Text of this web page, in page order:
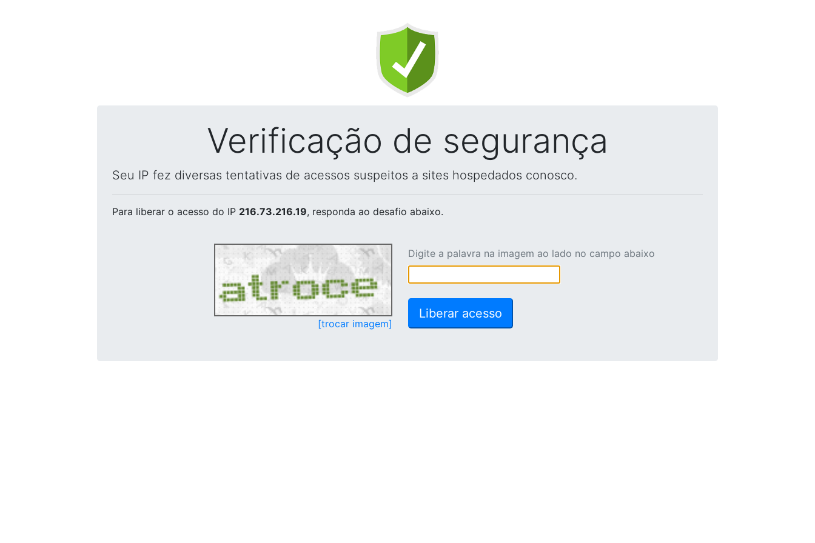
Verificação de segurança
Seu IP fez diversas tentativas de acessos suspeitos a sites hospedados conosco.
Para liberar o acesso do IP 216.73.216.19, responda ao desafio abaixo.
[trocar imagem]
Digite a palavra na imagem ao lado no campo abaixo